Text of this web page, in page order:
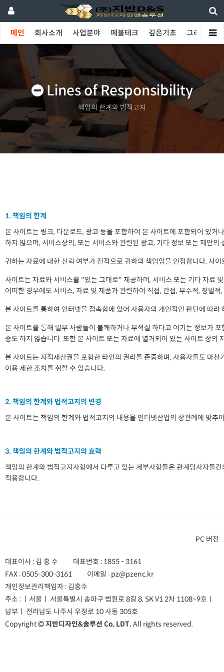
메인 회사소개 사업분야 페블테크 깊은기초 그라우팅
Lines of Responsibility
책임의 한계와 법적고지
1. 책임의 한계
본 사이트는 링크, 다운로드, 광고 등을 포함하여 본 사이트에 포함되어 있
하지 않으며, 서비스상의, 또는 서비스와 관련된 광고, 기타 정보 또는 제안
귀하는 자료에 대한 신뢰 여부가 전적으로 귀하의 책임임을 인정합니다. 사
사이트는 자료와 서비스를 "있는 그대로" 제공하며, 서비스 또는 기타 자료
어떠한 경우에도 서비스, 자료 및 제품과 관련하여 직접, 간접, 부수적, 징벌
본 사이트를 통하여 인터넷을 접속함에 있어 사용자의 개인적인 판단에 따라
본 사이트를 통해 일부 사람들이 불쾌하거나 부적절 하다고 여기는 정보가
증도 하지 않습니다. 또한 본 사이트 또는 자료에 열거되어 있는 사이트 상
본 사이트는 지적재산권을 포함한 타인의 권리를 존중하며, 사용자들도 마
이용 제한 조치를 취할 수 있습니다.
2. 책임의 한계와 법적고지의 변경
본 사이트는 책임의 한계와 법적고지의 내용을 인터넷산업의 상관례에 맞추
3. 책임의 한계와 법적고지의 효력
책임의 한계와 법적고지사항에서 다루고 있는 세부사항들은 관계당사자들
적용합니다.
PC 버전
대표이사 : 김 홍 수 대표번호 : 1855 - 3161
FAX :0505-300-3161 이메일 : pz@pzenc.kr
개인정보관리책임자 : 김홍수
주소 : ㅣ서울ㅣ 서울특별시 송파구 법원로 8길 8, SK V1 2차 1108~9호 ㅣ
남부ㅣ 전라남도 나주시 우정로 10 사동 305호
Copyright
지반디자인&솔루션 Co, LDT. All rights reserved.